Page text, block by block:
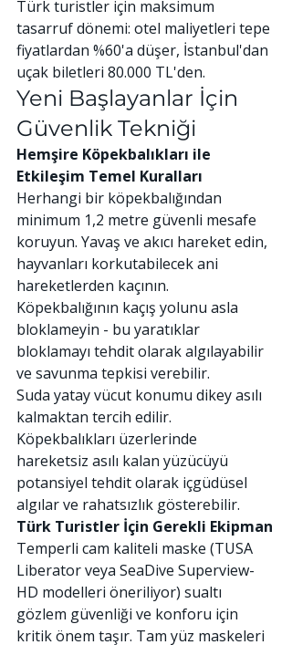
Türk turistler için maksimum
tasarruf dönemi: otel maliyetleri tepe
fiyatlardan %60'a düşer, İstanbul'dan
uçak biletleri 80.000 TL'den.
Yeni Başlayanlar İçin
Güvenlik Tekniği
Hemşire Köpekbalıkları ile
Etkileşim Temel Kuralları
Herhangi bir köpekbalığından
minimum 1,2 metre güvenli mesafe
koruyun. Yavaş ve akıcı hareket edin,
hayvanları korkutabilecek ani
hareketlerden kaçının.
Köpekbalığının kaçış yolunu asla
bloklameyin - bu yaratıklar
bloklamayı tehdit olarak algılayabilir
ve savunma tepkisi verebilir.
Suda yatay vücut konumu dikey asılı
kalmaktan tercih edilir.
Köpekbalıkları üzerlerinde
hareketsiz asılı kalan yüzücüyü
potansiyel tehdit olarak içgüdüsel
algılar ve rahatsızlık gösterebilir.
Türk Turistler İçin Gerekli Ekipman
Temperli cam kaliteli maske (TUSA
Liberator veya SeaDive Superview-
HD modelleri öneriliyor) sualtı
gözlem güvenliği ve konforu için
kritik önem taşır. Tam yüz maskeleri